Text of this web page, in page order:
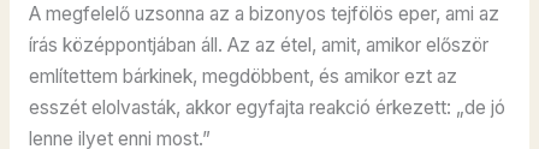
A megfelelő uzsonna az a bizonyos tejfölös eper, ami az
írás középpontjában áll. Az az étel, amit, amikor először
említettem bárkinek, megdöbbent, és amikor ezt az
esszét elolvasták, akkor egyfajta reakció érkezett: „de jó
lenne ilyet enni most.”